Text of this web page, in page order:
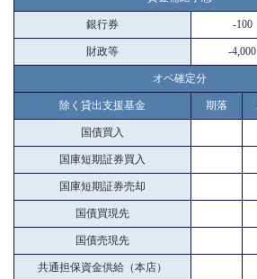
銀行券 -100
財政等 -4,000
オペ確定分
除く貸出支援基金 期落
国債買入
国庫短期証券買入
国庫短期証券売却
国債買現先
国債売現先
共通担保資金供給（本店）